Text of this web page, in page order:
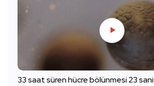
33 saat süren hücre bölünmesi 23